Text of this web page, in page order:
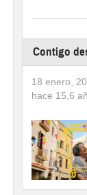
Contigo
18 enero,
hace 15,6